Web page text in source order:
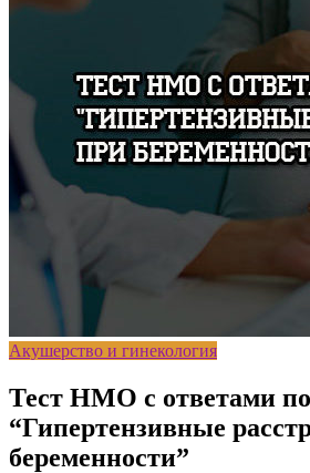
Акушерство и гинекология
Тест НМО с ответами
“Гипертензивные
беременности”